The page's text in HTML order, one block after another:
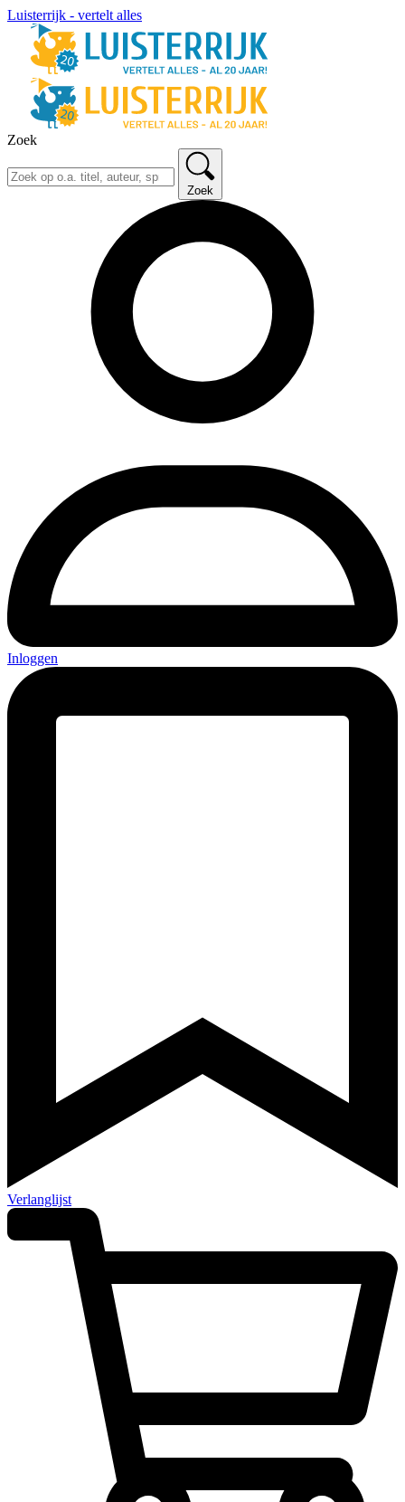
Luisterrijk - vertelt alles
Zoek
Zoek
Inloggen
Verlanglijst